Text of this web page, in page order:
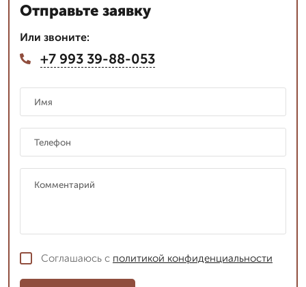
Отправьте заявку
Или звоните:
+7 993 39-88-053
Соглашаюсь с политикой конфиденциальности